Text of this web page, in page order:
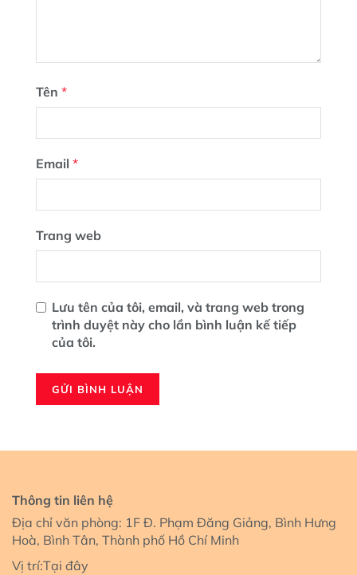
Tên *
Email *
Trang web
Lưu tên của tôi, email, và trang web trong
trình duyệt này cho lần bình luận kế tiếp
của tôi.
Thông tin liên hệ
Địa chỉ văn phòng: 1F Đ. Phạm Đăng Giảng, Bình Hưng
Hoà, Bình Tân, Thành phố Hồ Chí Minh
Vị trí:Tại đây